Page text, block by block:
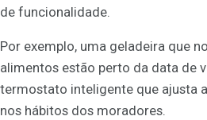
de funcionalidade.
Por exemplo, uma geladeira que
alimentos estão perto da data de
termostato inteligente que ajusta
nos hábitos dos moradores.